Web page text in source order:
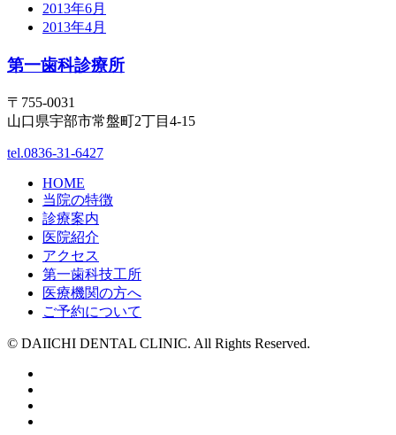
2013年6月
2013年4月
第一歯科診療所
〒755-0031
山口県宇部市常盤町2丁目4-15
tel.0836-31-6427
HOME
当院の特徴
診療案内
医院紹介
アクセス
第一歯科技工所
医療機関の方へ
ご予約について
© DAIICHI DENTAL CLINIC. All Rights Reserved.